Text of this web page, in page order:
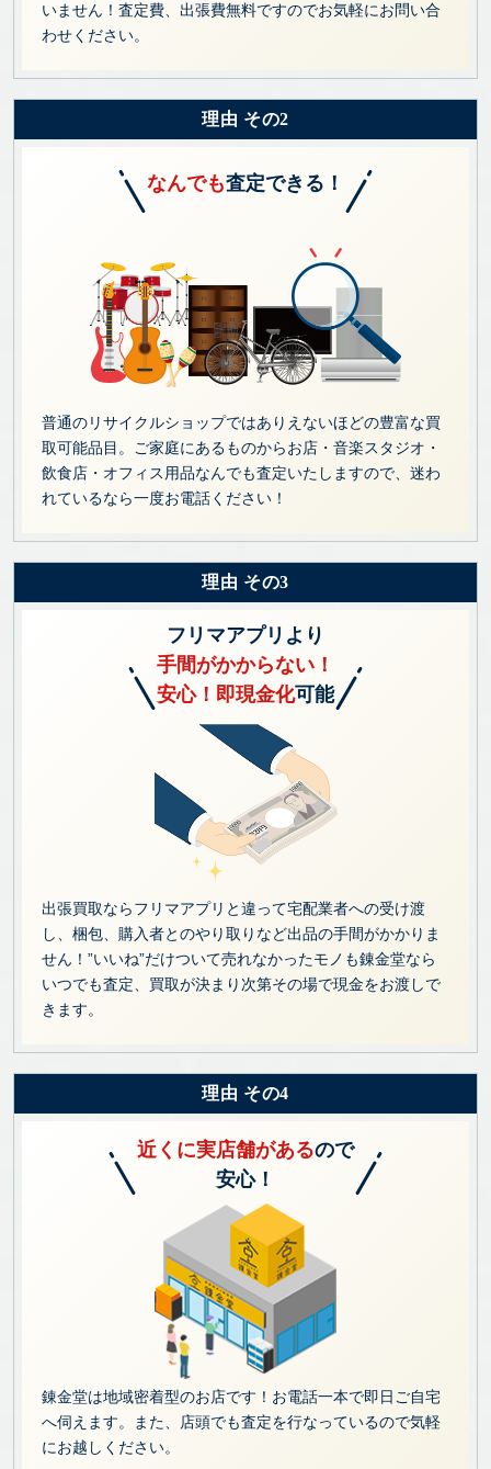
いません！査定費、出張費無料ですのでお気軽にお問い合
わせください。
理由 その2
なんでも査定できる！
普通のリサイクルショップではありえないほどの豊富な買
取可能品目。ご家庭にあるものからお店・音楽スタジオ・
飲食店・オフィス用品なんでも査定いたしますので、迷わ
れているなら一度お電話ください！
理由 その3
フリマアプリより
手間がかからない！
安心！即現金化可能
出張買取ならフリマアプリと違って宅配業者への受け渡
し、梱包、購入者とのやり取りなど出品の手間がかかりま
せん！”いいね”だけついて売れなかったモノも錬金堂なら
いつでも査定、買取が決まり次第その場で現金をお渡しで
きます。
理由 その4
近くに実店舗があるので
安心！
錬金堂は地域密着型のお店です！お電話一本で即日ご自宅
へ伺えます。また、店頭でも査定を行なっているので気軽
にお越しください。